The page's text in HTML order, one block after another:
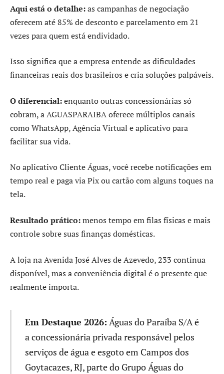
Aqui está o detalhe:as campanhas de negociação
oferecem até 85% de desconto e parcelamento em 21
vezes para quem está endividado.
Isso significa que a empresa entende as dificuldades
financeiras reais dos brasileiros e cria soluções palpáveis.
O diferencial:enquanto outras concessionárias só
cobram, a AGUASPARAIBA oferece múltiplos canais
como WhatsApp, Agência Virtual e aplicativo para
facilitar sua vida.
No aplicativo Cliente Águas, você recebe notificações em
tempo real e paga via Pix ou cartão com alguns toques na
tela.
Resultado prático:menos tempo em filas físicas e mais
controle sobre suas finanças domésticas.
A loja na Avenida José Alves de Azevedo, 233 continua
disponível, mas a conveniência digital é o presente que
realmente importa.
Em Destaque 2026: Águas do Paraíba S/A é
a concessionária privada responsável pelos
serviços de água e esgoto em Campos dos
Goytacazes, RJ, parte do Grupo Águas do